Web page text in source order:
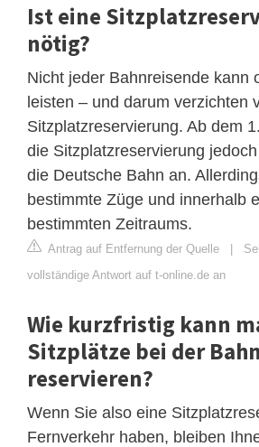
Ist eine
nötig?
Nicht jeder Bahnreisende kann
leisten – und darum verzichten
Sitzplatzreservierung. Ab dem
die Sitzplatzreservierung
die Deutsche Bahn an.
bestimmte Züge und innerhalb
bestimmten Zeitraums.
Antrag auf Entfernung der Quelle |
vollständige Antwort auf t-online.de an
Wie kurzfristig kann
Sitzplätze bei der Bahn
reservieren?
Wenn Sie also eine
Fernverkehr haben, bleiben